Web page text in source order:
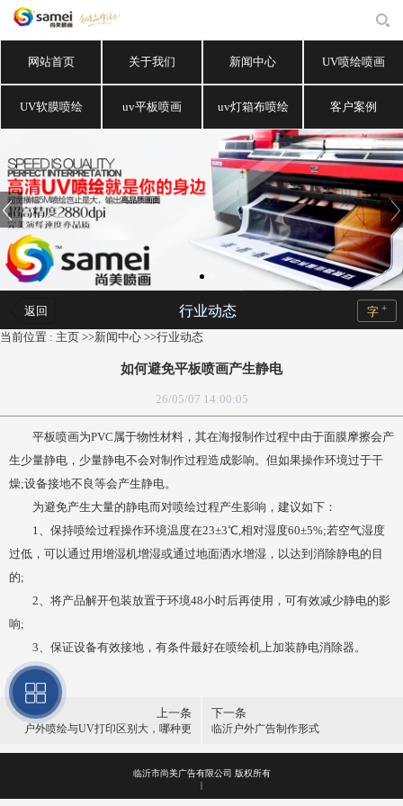
网站首页 关于我们 新闻中心 UV喷绘喷画
UV软膜喷绘 uv平板喷画 uv灯箱布喷绘 客户案例
返回 行业动态 字 +
当前位置 : 主页 >>新闻中心 >>行业动态
如何避免平板喷画产生静电
26/05/07 14:00:05
平板喷画为PVC属于物性材料，其在海报制作过程中由于面膜摩擦会产
生少量静电，少量静电不会对制作过程造成影响。但如果操作环境过于干
燥;设备接地不良等会产生静电。
为避免产生大量的静电而对喷绘过程产生影响，建议如下：
1、保持喷绘过程操作环境温度在23±3℃,相对湿度60±5%;若空气湿度
过低，可以通过用增湿机增湿或通过地面洒水增湿，以达到消除静电的目
的;
2、将产品解开包装放置于环境48小时后再使用，可有效减少静电的影
响;
3、保证设备有效接地，有条件最好在喷绘机上加装静电消除器。
上一条
户外喷绘与UV打印区别大，哪种更
下一条
临沂户外广告制作形式
临沂市尚美广告有限公司 版权所有
|